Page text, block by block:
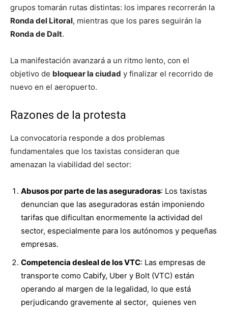
grupos tomarán rutas distintas: los impares recorrerán la
Ronda del Litoral, mientras que los pares seguirán la
Ronda de Dalt.
La manifestación avanzará a un ritmo lento, con el
objetivo de bloquear la ciudad y finalizar el recorrido de
nuevo en el aeropuerto.
Razones de la protesta
La convocatoria responde a dos problemas
fundamentales que los taxistas consideran que
amenazan la viabilidad del sector:
Abusos por parte de las aseguradoras: Los taxistas
denuncian que las aseguradoras están imponiendo
tarifas que dificultan enormemente la actividad del
sector, especialmente para los autónomos y pequeñas
empresas.
Competencia desleal de los VTC: Las empresas de
transporte como Cabify, Uber y Bolt (VTC) están
operando al margen de la legalidad, lo que está
perjudicando gravemente al sector, quienes ven